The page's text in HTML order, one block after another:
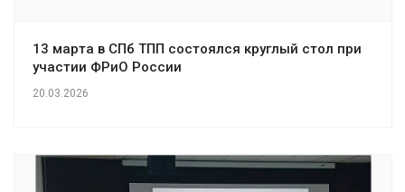
13 марта в СПб ТПП состоялся круглый стол при
участии ФРиО России
20.03.2026